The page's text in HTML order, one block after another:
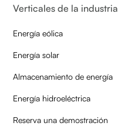
Verticales de la industria
Energía eólica
Energía solar
Almacenamiento de energía
Energía hidroeléctrica
Reserva una demostración